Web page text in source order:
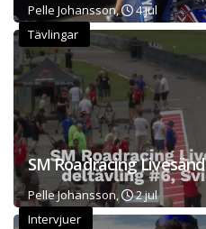
Pelle Johansson,
4 jul
Tävlingar
SM Roadracing
Pelle Johansson,
2 jul
Intervjuer